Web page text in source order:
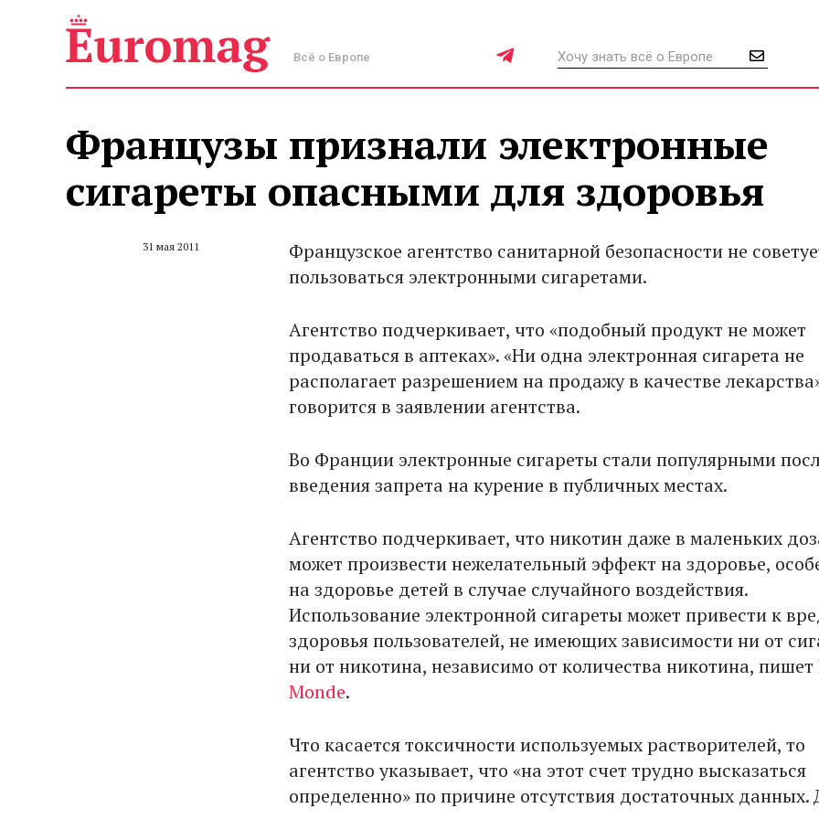
Всё о Европе
Французы признали электронные
сигареты опасными для здоровья
31 мая 2011
Французское агентство санитарной безопасности не
пользоваться электронными сигаретами.
Агентство подчеркивает, что «подобный продукт не может
продаваться в аптеках». «Ни одна электронная сигарета не
располагает разрешением на продажу в качестве
говорится в заявлении агентства.
Во Франции электронные сигареты стали популярными
введения запрета на курение в публичных местах.
Агентство подчеркивает, что никотин даже в маленьких
может произвести нежелательный эффект на здоровье,
на здоровье детей в случае случайного воздействия.
Использование электронной сигареты может привести к
здоровья пользователей, не имеющих зависимости ни от
ни от никотина, независимо от количества никотина, пишет
Monde.
Что касается токсичности используемых растворителей, то
агентство указывает, что «на этот счет трудно высказаться
определенно» по причине отсутствия достаточных данных.